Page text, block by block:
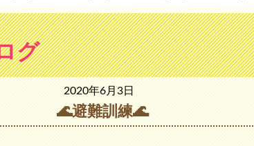
グ
2020年6月3日
🌊避難訓練🌊